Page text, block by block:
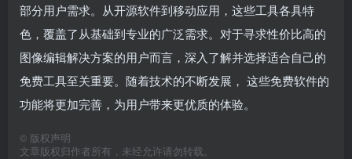
部分用户需求。从开源软件到移动应用，这些工具各具特
色，覆盖了从基础到专业的广泛需求。对于寻求性价比高的
图像编辑解决方案的用户而言，深入了解并选择适合自己的
免费工具至关重要。随着技术的不断发展， 这些免费软件的
功能将更加完善，为用户带来更优质的体验。
© 版权声明
文章版权归作者所有，未经允许请勿转载。